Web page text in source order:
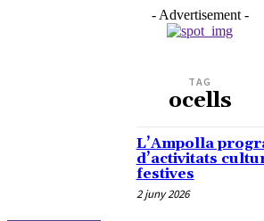
- Advertisement -
TAG
ocells
L’Ampolla
d’activitats
festives
2 juny 2026